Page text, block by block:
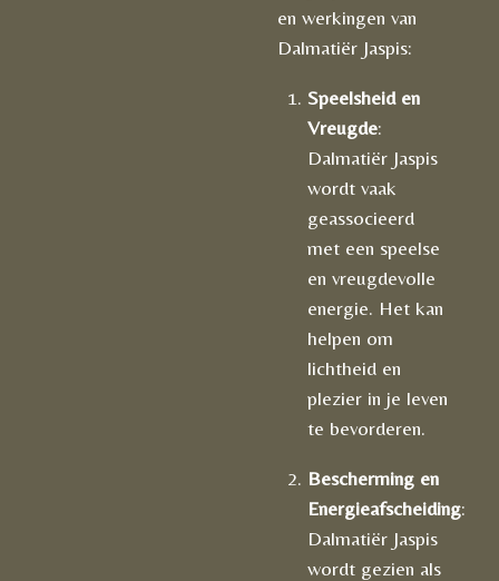
en werkingen van
Dalmatiër Jaspis:
Speelsheid en
Vreugde:
Dalmatiër Jaspis
wordt vaak
geassocieerd
met een speelse
en vreugdevolle
energie. Het kan
helpen om
lichtheid en
plezier in je leven
te bevorderen.
Bescherming en
Energieafscheiding:
Dalmatiër Jaspis
wordt gezien als